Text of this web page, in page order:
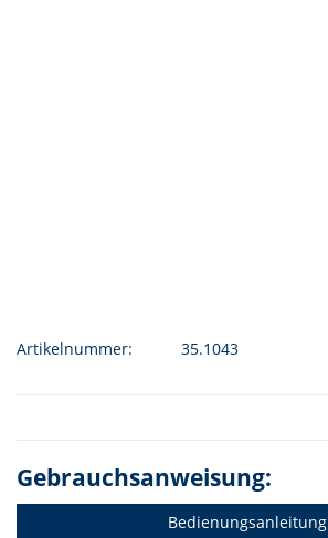
Artikelnummer: 35.1043
Gebrauchsanweisung:
Bedienungsanleitung